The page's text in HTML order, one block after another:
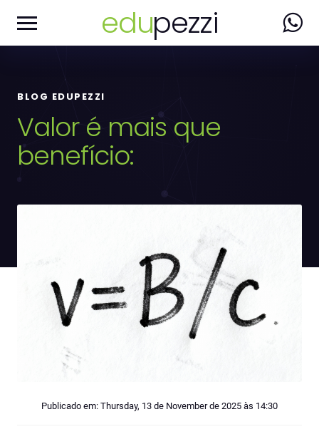
edupezzi
BLOG EDUPEZZI
Valor é mais que
benefício:
Publicado em: Thursday, 13 de November de 2025 às 14:30